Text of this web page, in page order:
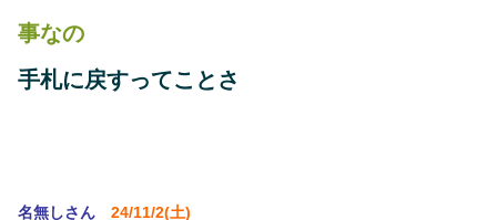
事なの
手札に戻すってことさ
名無しさん 24/11/2(土)